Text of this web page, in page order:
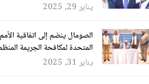
يناير 29, 2025
الصومال ينضم إلى اتفاقية الأمم
المتحدة لمكافحة الجريمة
يناير 31, 2025